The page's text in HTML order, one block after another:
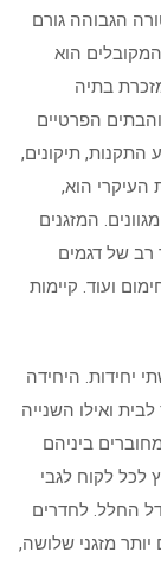
הגבוהה גורם
הוא
בתיה
הפרטיים
התקנות, תיקונים,
העיקרי הוא,
המזגנים
רב של דגמים
ועוד. קיימות
יחידות. היחידה
ואילו השנייה
ביניהם
לכל לקוח לגבי
החלל. לחדרים
סוס ולגדולים יותר מזגני שלושה,